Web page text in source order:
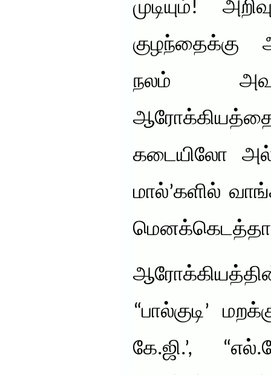
முடியும்!
குழந்தைக்கு
நலம்
கடையிலோ
மால்’களில்
“பால்குடி’
கே.ஜி.’,